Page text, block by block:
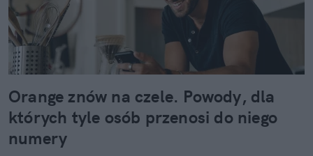
Orange znów na czele. Powody, dla
których tyle osób przenosi do niego
numery